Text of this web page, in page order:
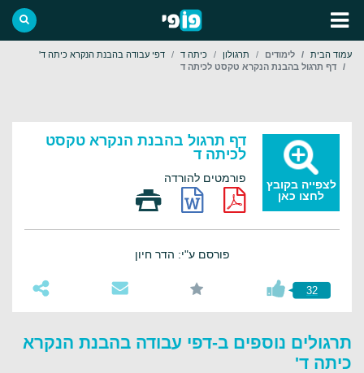
עמוד הבית לימודים תרגולון כיתה ד
דפי עבודה בהבנת הנקרא כיתה ד'
דף תרגול בהבנת הנקרא טקסט לכיתה ד
לצפייה בקובץ
לחצו כאן
דף תרגול בהבנת הנקרא טקסט
לכיתה ד
פורמטים להורדה
פורסם ע"י: הדר חיון
32
תרגולים נוספים ב-דפי עבודה בהבנת הנקרא
כיתה ד'